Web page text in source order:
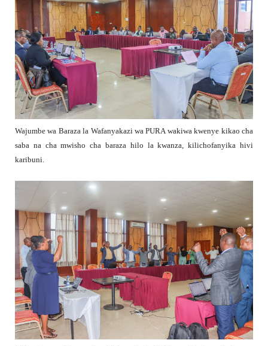
Wajumbe wa Baraza la Wafanyakazi wa PURA wakiwa kwenye kikao cha
saba na cha mwisho cha baraza hilo la kwanza, kilichofanyika hivi
karibuni.